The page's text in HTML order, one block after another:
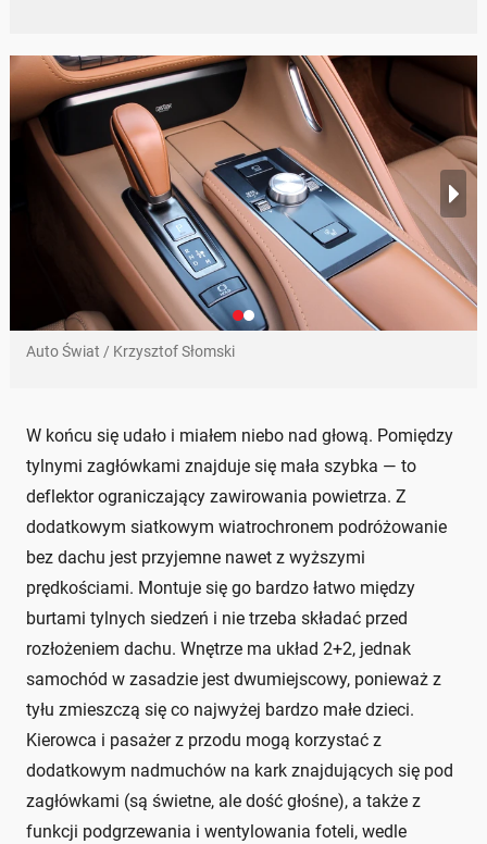
Auto Świat / Krzysztof Słomski
W końcu się udało i miałem niebo nad głową. Pomiędzy
tylnymi zagłówkami znajduje się mała szybka — to
deflektor ograniczający zawirowania powietrza. Z
dodatkowym siatkowym wiatrochronem podróżowanie
bez dachu jest przyjemne nawet z wyższymi
prędkościami. Montuje się go bardzo łatwo między
burtami tylnych siedzeń i nie trzeba składać przed
rozłożeniem dachu. Wnętrze ma układ 2+2, jednak
samochód w zasadzie jest dwumiejscowy, ponieważ z
tyłu zmieszczą się co najwyżej bardzo małe dzieci.
Kierowca i pasażer z przodu mogą korzystać z
dodatkowym nadmuchów na kark znajdujących się pod
zagłówkami (są świetne, ale dość głośne), a także z
funkcji podgrzewania i wentylowania foteli, wedle